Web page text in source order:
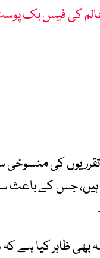
کی فیس بک
تقرریوں کی
جس کے باعث
ظاہر کیا ہے کہ